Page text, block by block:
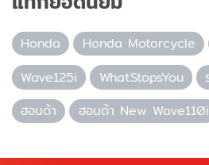
Honda Honda Motorcycle
Wave125i
WhatStopsYou
ฮอนด้า
ฮอนด้า New Wave110i